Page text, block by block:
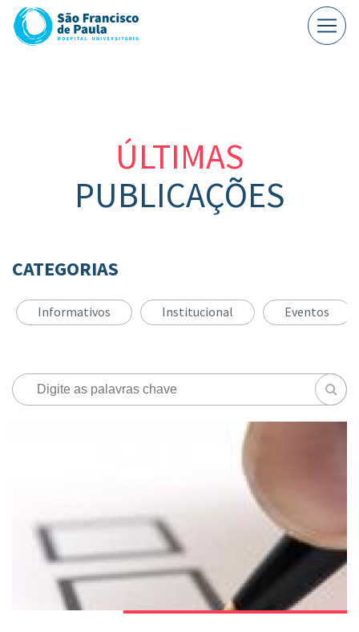
ÚLTIMAS
PUBLICAÇÕES
CATEGORIAS
Informativos Institucional Eventos